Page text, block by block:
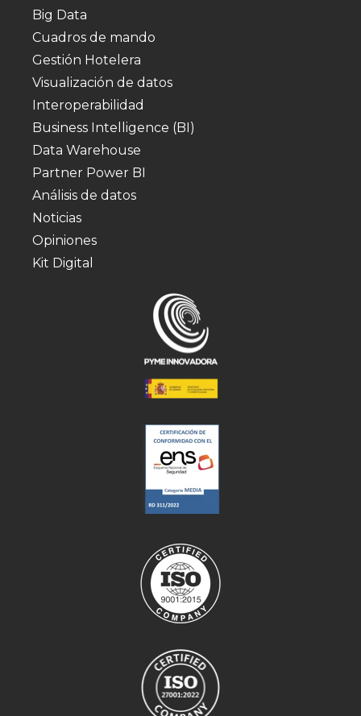
Big Data
Cuadros de mando
Gestión Hotelera
Visualización de datos
Interoperabilidad
Business Intelligence (BI)
Data Warehouse
Partner Power BI
Análisis de datos
Noticias
Opiniones
Kit Digital